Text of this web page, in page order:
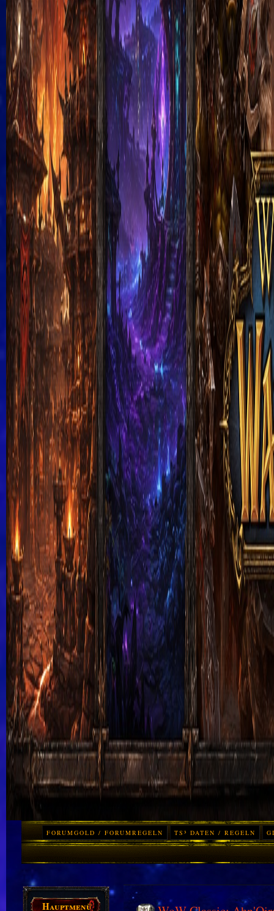
FORUMGOLD / FORUMREGELN TS³ DATEN / REGELN
Hauptmenü